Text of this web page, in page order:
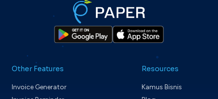
Other Features
Invoice Generator
Resources
Kamus Bisnis